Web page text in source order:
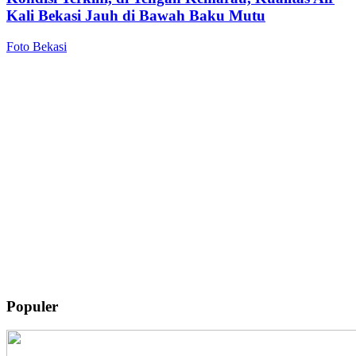
Kali Bekasi Jauh di Bawah Baku Mutu
Foto Bekasi
Populer